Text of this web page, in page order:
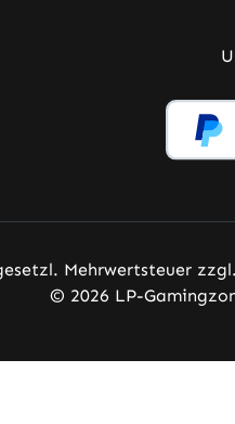
Mehrwertsteuer zzgl.
© 2026 LP-